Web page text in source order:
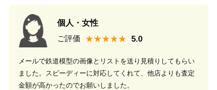
個人・女性
ご評価 ★★★★★
メールで鉄道模型の画像とリストを送り見積りしてもらい
ました。スピーディーに対応してくれて、他店よりも査定
金額が高かったのでお願いしました。